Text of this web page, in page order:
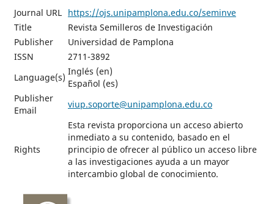
Journal URL https://ojs.unipamplona.edu.co/seminve
Title
Revista Semilleros de Investigación
Publisher
Universidad de Pamplona
ISSN
2711-3892
Language(s)
Inglés (en)
Español (es)
Publisher
Email
viup.soporte@unipamplona.edu.co
Rights
Esta revista proporciona un acceso abierto
inmediato a su contenido, basado en el
principio de ofrecer al público un acceso libre
a las investigaciones ayuda a un mayor
intercambio global de conocimiento.